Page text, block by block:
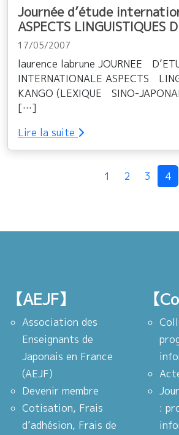
Journée d’étude
ASPECTS LINGUISTIQUES
17/05/2007
laurence labrune JOURNEE
INTERNATIONALE ASPECTS
KANGO (LEXIQUE SINO-
[…]
Lire la suite
Navigation dans la page
1 2 3 4
【AEJF】
Association des
Enseignants de
Japonais en France
(AEJF)
Devenir membre
Cotisation, Frais
d’adhésion, Frais de
【
: